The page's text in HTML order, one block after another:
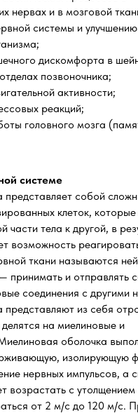
нервах и в мозговой
системы и
дискомфорта в
позвоночника;
активности;
реакций;
головного мозга
системе
собой
клеток,
части тела к другой, в
возможность
ткани называются
принимать и отправлять
соединения с другими
из себя
на миелиновые и
оболочка
изолирующую
нервных импульсов, а
возрастать с
от 2 м/с до 120 м/с.